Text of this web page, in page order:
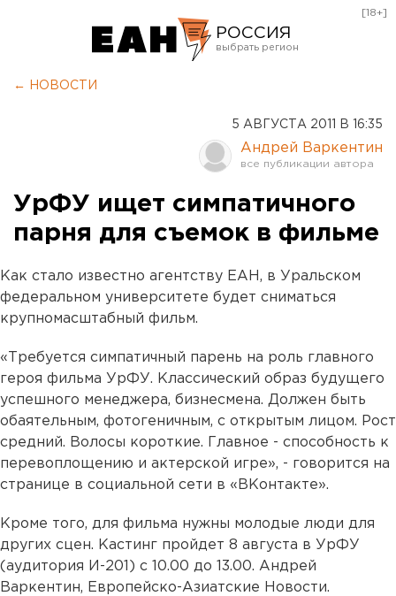
РОССИЯ
Оренбург
[18+]
← НОВОСТИ
5 АВГУСТА 2011 В 16:35
Андрей Варкентин
УрФУ ищет симпатичного
парня для съемок в фильме
Как стало известно агентству ЕАН, в Уральском
федеральном университете будет сниматься
крупномасштабный фильм.
«Требуется симпатичный парень на роль главного
героя фильма УрФУ. Классический образ будущего
успешного менеджера, бизнесмена. Должен быть
обаятельным, фотогеничным, с открытым лицом. Рост
средний. Волосы короткие. Главное - способность к
перевоплощению и актерской игре», - говорится на
странице в социальной сети в «ВКонтакте».
Кроме того, для фильма нужны молодые люди для
других сцен. Кастинг пройдет 8 августа в УрФУ
(аудитория И-201) с 10.00 до 13.00. Андрей
Варкентин, Европейско-Азиатские Новости.